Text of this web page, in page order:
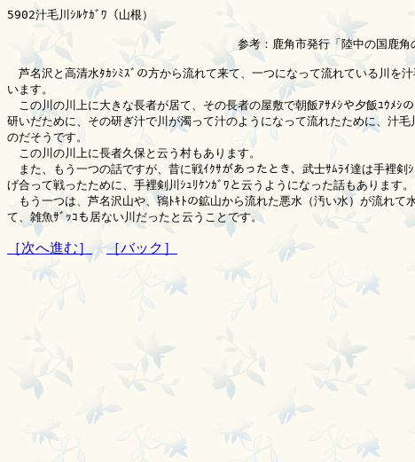
5902汁毛川ｼﾙｹｶﾞﾜ（山根）
参考：鹿角市発行「陸中の国鹿角の伝
芦名沢と高清水ﾀｶｼﾐｽﾞの方から流れて来て、一つになって流れている川を汁
います。
この川の川上に大きな長者が居て、その長者の屋敷で朝飯ｱｻﾒｼや夕飯ﾕｳﾒｼ
研いだために、その研ぎ汁で川が濁って汁のようになって流れたために、汁毛
のだそうです。
この川の川上に長者久保と云う村もあります。
また、もう一つの話ですが、昔に戦ｲｸｻがあったとき、武士ｻﾑﾗｲ達は手裡剣
げ合って戦ったために、手裡剣川ｼｭﾘｹﾝｶﾞﾜと云うようになった話もあります。
もう一つは、芦名沢山や、鴇ﾄｷﾄの鉱山から流れた悪水（汚い水）が流れて
［次へ進む］ ［バック］